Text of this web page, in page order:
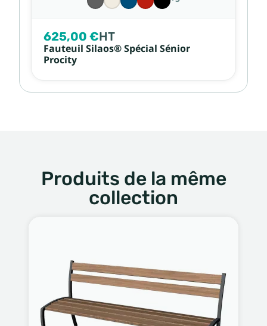
625,00 €HT
Fauteuil Silaos® Spécial Sénior
Procity
Produits de la même
collection